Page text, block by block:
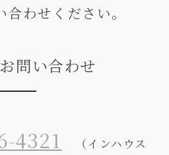
わせください。
問い合わせ
4321
（インハウス